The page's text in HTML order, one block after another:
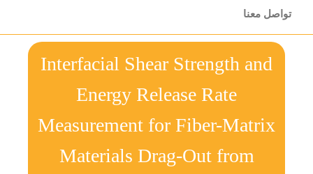
تواصل معنا
Interfacial Shear Strength and
Energy Release Rate
Measurement for Fiber-Matrix
Materials Drag-Out from